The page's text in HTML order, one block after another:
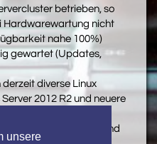
unsere
betrieben, so
Hardwarewartung nicht
nahe 100%)
gewartet (Updates,
derzeit diverse Linux
2012 R2 und neuere
laufend angepasst und